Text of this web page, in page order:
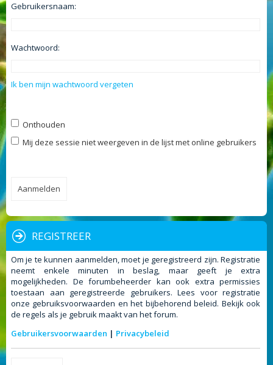
Gebruikersnaam:
Wachtwoord:
Ik ben mijn wachtwoord vergeten
Onthouden
Mij deze sessie niet weergeven in de lijst met online gebruikers
REGISTREER
Om je te kunnen aanmelden, moet je geregistreerd zijn. Registratie
neemt enkele minuten in beslag, maar geeft je extra
mogelijkheden. De forumbeheerder kan ook extra permissies
toestaan aan geregistreerde gebruikers. Lees voor registratie
onze gebruiksvoorwaarden en het bijbehorend beleid. Bekijk ook
de regels als je gebruik maakt van het forum.
Gebruikersvoorwaarden | Privacybeleid